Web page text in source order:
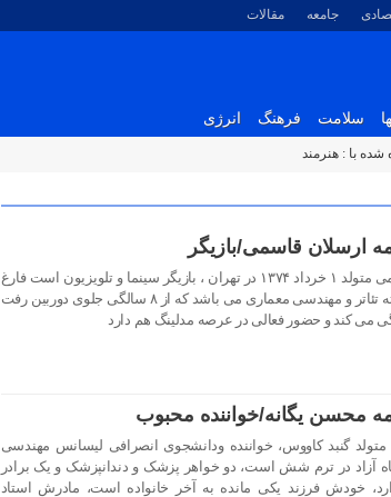
جامعه مقالات
سلامت فرهنگ انرژی
با : هنرمند
ارسلان قاسمی/بازیگر
ارسلان قاسمی متولد ۱ خرداد ۱۳۷۴ در تهران ، بازیگر سینما و تلویزیون است فارغ
التحصیل رشته تئاتر و مهندسی معماری می باشد که از ۸ سالگی جلوی دوربین رفت
می کند و حضور فعالی در عرصه مدلینگ هم دارد
محسن یگانه/خواننده محبوب
گنبد کاووس، خواننده ودانشجوی انصرافی لیسانس مهندسی
آزاد در ترم شش است، دو خواهر پزشک و دندانپزشک و یک برادر
خودش فرزند یکی مانده به آخر خانواده است، مادرش استاد